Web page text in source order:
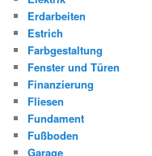
Erdarbeiten
Estrich
Farbgestaltung
Fenster und Türen
Finanzierung
Fliesen
Fundament
Fußboden
Garage